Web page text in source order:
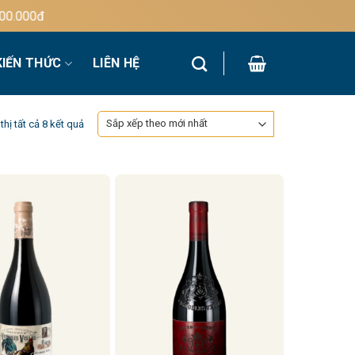
THỨC LIÊN HỆ
tất cả 8 kết quảĐã
sắp